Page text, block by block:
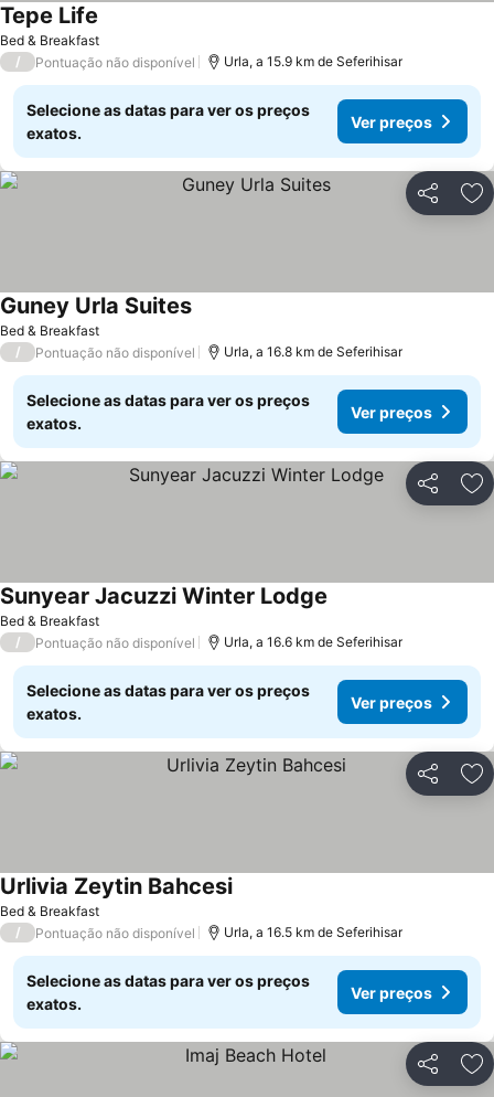
Bed & Breakfast
Tepe Life
/ Pontuação não disponível Urla, a 15.9 km de Seferihisar
Selecione as datas para ver os preços
exatos.
Ver preços
Partilhar
Bed & Breakfast
Guney Urla SuitesVer preços
/ Pontuação não disponível Urla, a 16.8 km de Seferihisar
Selecione as datas para ver os preços
exatos.
Ver preços
Partilhar
Bed & Breakfast
Sunyear Jacuzzi Winter Lodge
/ Pontuação não disponível Urla, a 16.6 km de Seferihisar
Selecione as datas para ver os preços
exatos.
Ver preços
Partilhar
Bed & Breakfast
Urlivia Zeytin BahcesiVer preços
/ Pontuação não disponível Urla, a 16.5 km de Seferihisar
Selecione as datas para ver os preços
exatos.
Ver preços
Partilhar